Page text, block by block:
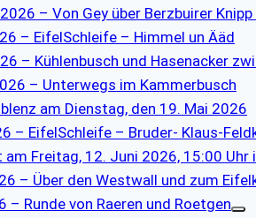
– Von Gey über Berzbuirer
– EifelSchleife – Himmel un Ääd
– Kühlenbusch und Hasenacker
– Unterwegs im Kammerbusch
am Dienstag, den 19. Mai 2026
– EifelSchleife – Bruder- Klaus-
Freitag, 12. Juni 2026, 15:00 Uhr
– Über den Westwall und zum
– Runde von Raeren und Roetgen